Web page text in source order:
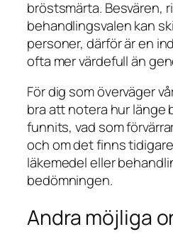
bröstsmärta. Besvären,
behandlingsvalen kan
personer, därför är en
ofta mer värdefull än
För dig som överväger
bra att notera hur länge
funnits, vad som
och om det finns
läkemedel eller
bedömningen.
Andra möjliga